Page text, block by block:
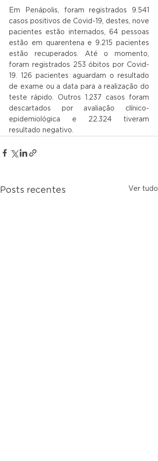
Em Penápolis, foram registrados 9.541
casos positivos de Covid-19, destes, nove
pacientes estão internados, 64 pessoas
estão em quarentena e 9.215 pacientes
estão recuperados. Até o momento,
foram registrados 253 óbitos por Covid-
19. 126 pacientes aguardam o resultado
de exame ou a data para a realização do
teste rápido. Outros 1.237 casos foram
descartados por avaliação clínico-
epidemiológica e 22.324 tiveram
resultado negativo.
Posts recentes Ver tudo